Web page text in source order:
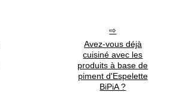
Avez-vous déjà
cuisiné avec les
produits à base de
piment d'Espelette
BiPiA ?